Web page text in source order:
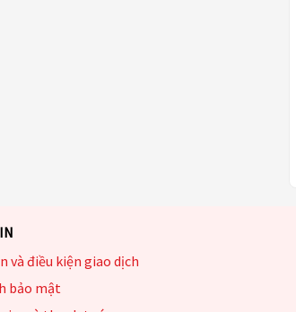
và điều kiện giao dịch
bảo mật